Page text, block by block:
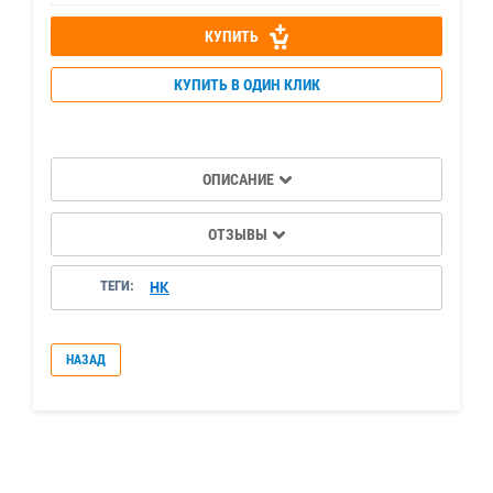
КУПИТЬ
КУПИТЬ В ОДИН КЛИК
ОПИСАНИЕ
ОТЗЫВЫ
ТЕГИ: HK
НАЗАД